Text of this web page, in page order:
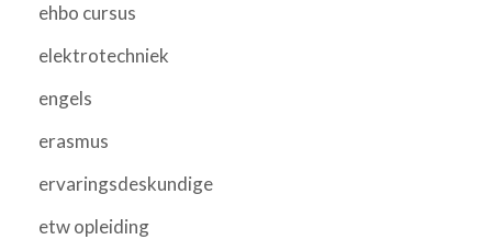
ehbo cursus
elektrotechniek
engels
erasmus
ervaringsdeskundige
etw opleiding